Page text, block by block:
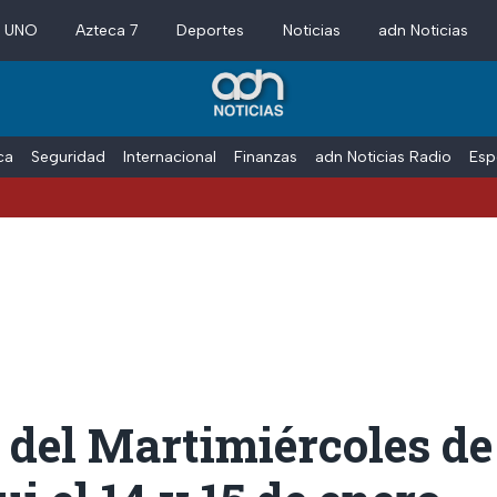
Azteca 7 Deportes Noticias adn Noticias
Seguridad Internacional Finanzas adn Noticias Radio
del Martimiércoles de